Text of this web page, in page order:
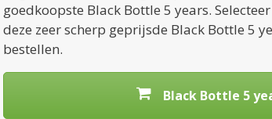
goedkoopste Black Bottle 5 years.
deze zeer scherp geprijsde Black Bottle 5
bestellen.
Black Bottle 5